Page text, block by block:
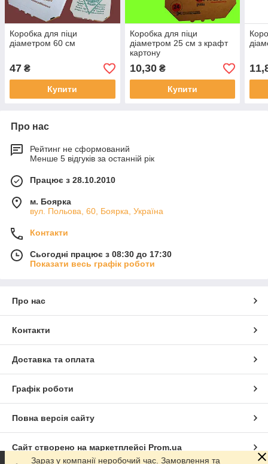
Коробка для піци
діаметром 60 см
47 ₴
Купити
Коробка для піци
діаметром 25 см з крафт
картону
10,30₴
Купити
Про нас
Рейтинг не сформований
Менше 5 відгуків за останній рік
Працює з 28.10.2010
м. Боярка
вул. Польова, 60, Боярка, Україна
Контакти
Сьогодні працює з 08:30 до 17:30
Показати весь графік роботи
Про нас
Контакти
Доставка та оплата
Графік роботи
Повна версія сайту
Сайт створено на маркетплейсі Prom.ua
Зараз у компанії неробочий час. Замовлення та